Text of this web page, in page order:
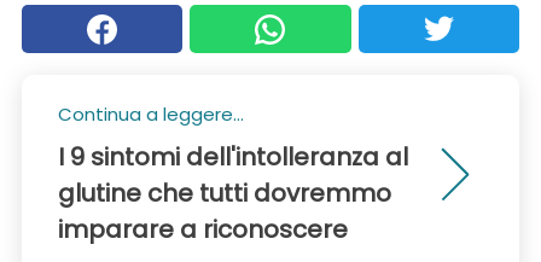
Continua a leggere...
I 9 sintomi dell'intolleranza al
glutine che tutti dovremmo
imparare a riconoscere